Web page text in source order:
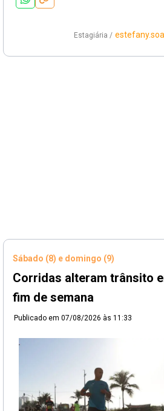
Estagiária /
Sábado (8) e domingo (9)
Corridas alteram trânsito
fim de semana
Publicado em 07/08/2026 às 11:33